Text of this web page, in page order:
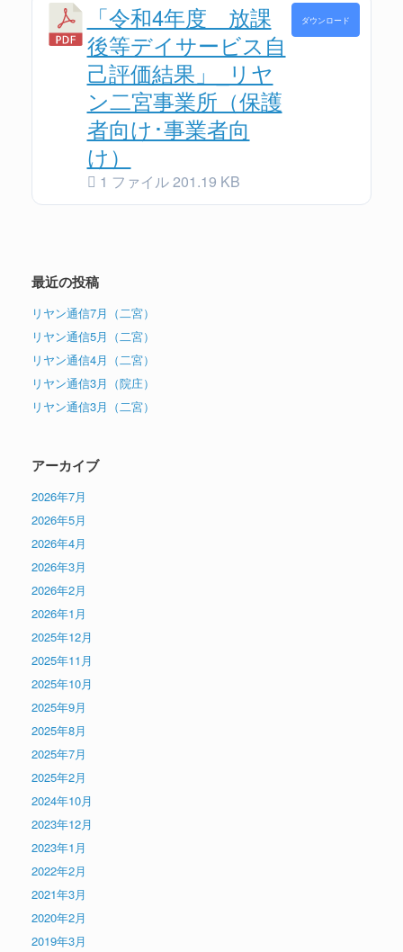
「令和4年度 放課
後等デイサービス自
己評価結果」_リヤ
ン二宮事業所（保護
者向け･事業者向
け）
1 ファイル201.19 KB
ダウンロード
最近の投稿
リヤン通信7月（二宮）
リヤン通信5月（二宮）
リヤン通信4月（二宮）
リヤン通信3月（院庄）
リヤン通信3月（二宮）
アーカイブ
2026年7月
2026年5月
2026年4月
2026年3月
2026年2月
2026年1月
2025年12月
2025年11月
2025年10月
2025年9月
2025年8月
2025年7月
2025年2月
2024年10月
2023年12月
2023年1月
2022年2月
2021年3月
2020年2月
2019年3月